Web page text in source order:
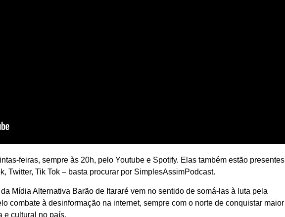
feiras, sempre às 20h, pelo Youtube e Spotify. Elas também estão presentes
Twitter, Tik Tok – basta procurar por SimplesAssimPodcast.
Mídia Alternativa Barão de Itararé vem no sentido de somá-las à luta pela
combate à desinformação na internet, sempre com o norte de conquistar maior
e cultural no país.